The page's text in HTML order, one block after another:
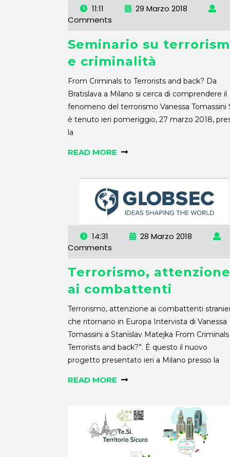
11:11
29 Marzo 2018
Comments
Seminario su
e criminalità
From Criminals to Terrorists and back? Da
Bratislava a Milano si cerca di comprendere il
fenomeno del terrorismo Vanessa Tomassini
è tenuto ieri pomeriggio, 27 marzo 2018,
la
READ MORE
14:31
28 Marzo 2018
Comments
Terrorismo, attenzione
ai combattenti
Terrorismo, attenzione ai combattenti
che ritornano in Europa Intervista di Vanessa
Tomassini a Stanislav Matejka From
Terrorists and back?”. È questo il nuovo
progetto presentato ieri a Milano presso la
READ MORE